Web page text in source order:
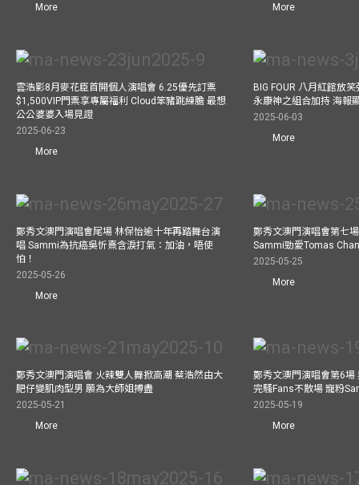
More
More
雲浩影8月麥花臣首開個人演唱會 6.25優先訂票
$1,500VIP門票享專屬福利 Cloud笨豬跳練膽 最想
公公婆婆入場見證
2025-06-23
More
BIG FOUR 八月紅館放
永康神之組合加持 海報
2025-06-03
More
鄭秀文澳門演唱會尾場 林保怡逾十年再踏舞台演
唱 Sammi為抗癌吳忻熹含淚打氣：加油，唔使
怕！
2025-05-26
More
鄭秀文澳門演唱會第七
Sammi勁愛Tomas
2025-05-25
More
鄭秀文澳門演唱會 火辣雙人舞掀高潮 蔡浩然由大
肥仔變肌肉型男 願為大師姐搏盡
2025-05-21
More
鄭秀文澳門演唱會第6場
完騷Fans不散場 寵粉
2025-05-19
More